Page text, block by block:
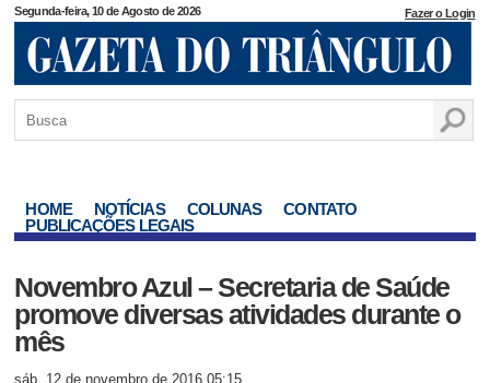
Segunda-feira, 10 de Agosto de 2026 Fazer o Login
HOME NOTÍCIAS COLUNAS
CONTATO
PUBLICAÇÕES LEGAIS
Novembro Azul – Secretaria de Saúde
promove diversas atividades durante o
mês
sáb, 12 de novembro de 2016 05:15